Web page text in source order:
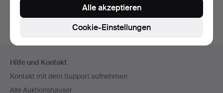
Navigation
Hilfe und Kontakt
Kontakt mit dem Support aufnehmen
Alle Auktionshäuser
Cookie-Einstellungen
Alle akzeptieren